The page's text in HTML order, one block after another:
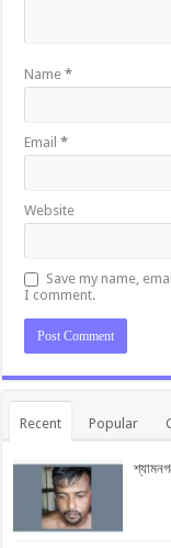
Name*
Email*
Website
Save my name,
I comment.
Recent Popular